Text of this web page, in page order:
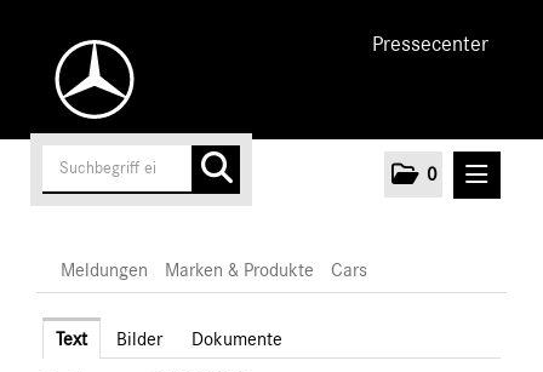
Pressecenter
0
Unternehmen
Meldungen Marken & Produkte Cars
Text Bilder Dokumente